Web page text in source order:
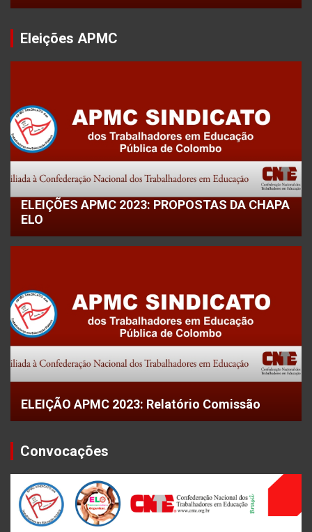
Eleições APMC
ELEIÇÕES APMC 2023: PROPOSTAS DA CHAPA
ELO
ELEIÇÃO APMC 2023: Relatório Comissão
Convocações